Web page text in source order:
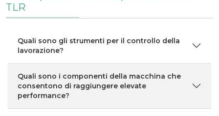
TLR
Quali sono gli strumenti per il controllo della
lavorazione?
Quali sono i componenti della macchina che
consentono di raggiungere elevate
performance?